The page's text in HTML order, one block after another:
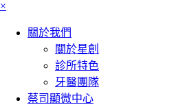
×
關於我們
關於星創
診所特色
牙醫團隊
蔡司顯微中心